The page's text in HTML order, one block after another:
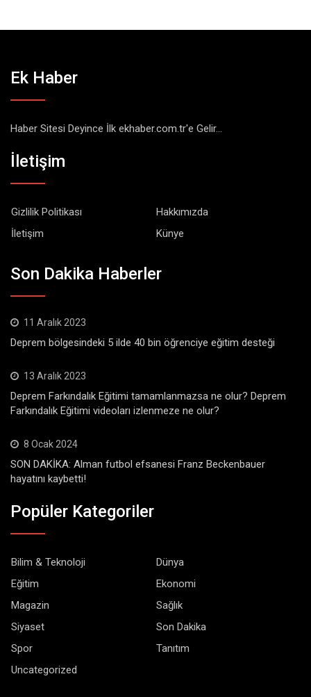
Ek Haber
Haber Sitesi Deyince İlk ekhaber.com.tr'e Gelir...
İletişim
Gizlilik Politikası
Hakkımızda
İletişim
Künye
Son Dakika Haberler
11 Aralık 2023
Deprem bölgesindeki 5 ilde 40 bin öğrenciye eğitim desteği
13 Aralık 2023
Deprem Farkındalık Eğitimi tamamlanmazsa ne olur? Deprem
Farkındalık Eğitimi videoları izlenmeze ne olur?
8 Ocak 2024
SON DAKİKA: Alman futbol efsanesi Franz Beckenbauer
hayatını kaybetti!
Popüler Kategoriler
Bilim & Teknoloji
Dünya
Eğitim
Ekonomi
Magazin
Sağlık
Siyaset
Son Dakika
Spor
Tanıtım
Uncategorized